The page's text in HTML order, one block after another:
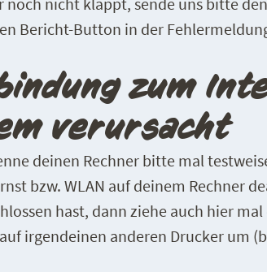
Bericht-Button in der
zum
verursacht
deinen Rechner bitte mal
bzw. WLAN auf deinem Rechner
hast, dann ziehe auch hier
irgendeinen anderen Drucker um